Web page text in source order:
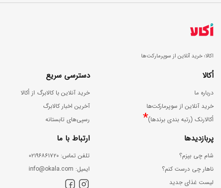
اکالا؛ خرید آنلاین از سوپرمارکت‌ها
اُکالا
درباره ما
خرید آنلاین از سوپرمارکت‌ها
اُکالارنک (رتبه بندی برندها)*
دسترسی سریع
خرید آنلاین با کالابرگ از اُکالا
آخرین اخبار کالابرگ
رسپی‌های تابستانه
پربازدیدها
شام چی بپزم؟
ناهار چی درست کنم؟
لیست غذای جدید
ارتباط با ما
ﺗﻠﻔﻦ ﺗﻤﺎس: ۰۲۱۹۶۸۶۱۷۲۰
اﯾﻤﯿﻞ: info@okala.com